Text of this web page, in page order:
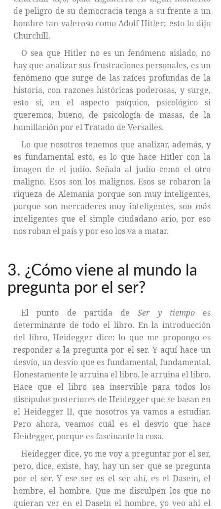
de peligro de su democracia tenga a su frente a un
hombre tan valeroso como Adolf Hitler; esto lo dijo
Churchill.
O sea que Hitler no es un fenómeno aislado, no
hay que analizar sus frustraciones personales, es un
fenómeno que surge de las raíces profundas de la
historia, con razones históricas poderosas, y surge,
esto sí, en el aspecto psíquico, psicológico si
queremos, bueno, de psicología de masas, de la
humillación por el Tratado de Versalles.
Lo que nosotros tenemos que analizar, además, y
es fundamental esto, es lo que hace Hitler con la
imagen de el judío. Señala al judío como el otro
maligno. Esos son los malignos. Esos se robaron la
riqueza de Alemania porque son muy inteligentes,
porque son mercaderes muy inteligentes, son más
inteligentes que el simple ciudadano ario, por eso
nos roban el país y por eso los va a matar.
3. ¿Cómo viene al mundo la
pregunta por el ser?
El punto de partida deSer y tiempoes
determinante de todo el libro. En la introducción
del libro, Heidegger dice: lo que me propongo es
responder a la pregunta por el ser. Y aquí hace un
desvío, un desvío que es fundamental, fundamental.
Honestamente le arruina el libro, le arruina el libro.
Hace que el libro sea inservible para todos los
discípulos posteriores de Heidegger que se basan en
el Heidegger II, que nosotros ya vamos a estudiar.
Pero ahora, veamos cuál es el desvío que hace
Heidegger, porque es fascinante la cosa.
Heidegger dice, yo me voy a preguntar por el ser,
pero, dice, existe, hay, hay un ser que se pregunta
por el ser. Y ese ser es el ser ahí, es el Dasein, el
hombre, el hombre. Que me disculpen los que no
quieran ver en el Dasein el hombre, yo veo ahí el